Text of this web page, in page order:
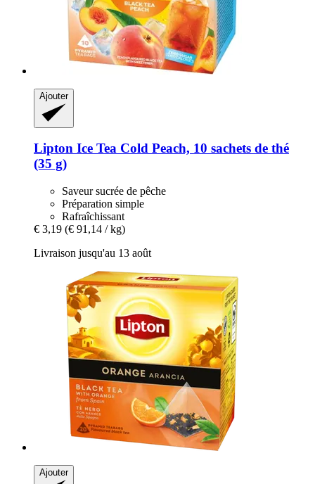
Ajouter
Lipton Ice Tea Cold Peach, 10 sachets de thé
(35 g)
Saveur sucrée de pêche
Préparation simple
Rafraîchissant
€ 3,19 (€ 91,14 / kg)
Livraison jusqu'au 13 août
Ajouter